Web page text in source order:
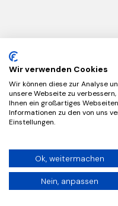
Wir verwenden Cookies
Wir können diese zur Analyse
unsere Webseite zu
Ihnen ein großartiges
Informationen zu den von uns
Einstellungen.
Ok, weitermachen
Nein, anpassen